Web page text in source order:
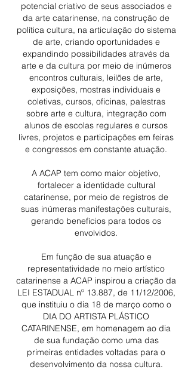
potencial criativo de seus associados e
da arte catarinense, na construção de
política cultura, na articulação do sistema
de arte, criando oportunidades e
expandindo possibilidades através da
arte e da cultura por meio de inúmeros
encontros culturais, leilões de arte,
exposições, mostras individuais e
coletivas, cursos, oficinas, palestras
sobre arte e cultura, integração com
alunos de escolas regulares e cursos
livres, projetos e participações em feiras
e congressos em constante atuação.
A ACAP tem como maior objetivo,
fortalecer a identidade cultural
catarinense, por meio de registros de
suas inúmeras manifestações culturais,
gerando benefícios para todos os
envolvidos.
Em função de sua atuação e
representatividade no meio artístico
catarinense a ACAP inspirou a criação da
LEI ESTADUAL nº 13.887, de 11/12/2006,
que instituiu o dia 18 de março como o
DIA DO ARTISTA PLÁSTICO
CATARINENSE, em homenagem ao dia
de sua fundação como uma das
primeiras entidades voltadas para o
desenvolvimento da nossa cultura.